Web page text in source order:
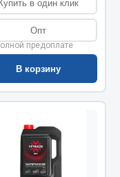
Купить в один клик
Опт
предоплате
В корзину